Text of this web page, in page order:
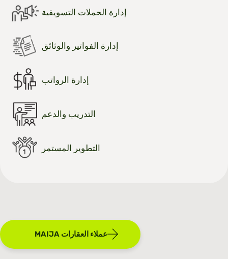
إدارة الحملات التسويقية
إدارة الفواتير والوثائق
إدارة الرواتب
التدريب والدعم
التطوير المستمر
MAIJA عملاء العقارات